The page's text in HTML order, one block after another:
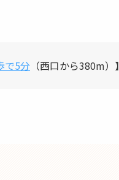
で5分 （西口から380m）】